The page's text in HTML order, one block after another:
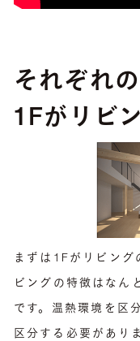
それぞれ
1Fがリビ
まずは1Fがリビング
ビングの特徴はなん
です。温熱環境を区
区分する必要があり